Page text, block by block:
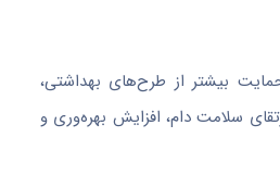
حمایت بیشتر از طرح‌های بهداشتی،
سلامت دام، افزایش بهره‌وری و